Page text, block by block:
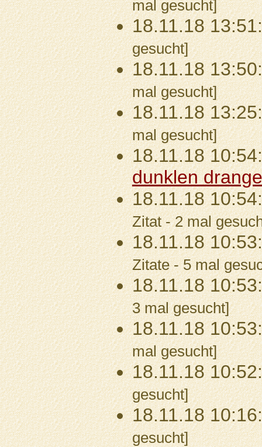
mal gesucht]
18.11.18
gesucht]
18.11.18
mal gesucht]
18.11.18
mal gesucht]
18.11.18
dunklen drange
18.11.18
Zitat - 2 mal
18.11.18
Zitate - 5 mal
18.11.18
3 mal gesucht]
18.11.18
mal gesucht]
18.11.18
gesucht]
18.11.18
gesucht]